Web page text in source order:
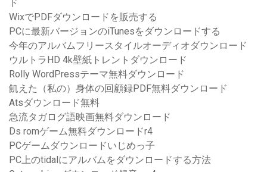
ド
WixでPDFダウンロードを販売する
PCに最新バージョンのiTunesをダウンロードする
今年のアルバムフリースタイルオーディオダウンロード
ウルトラHD 4k壁紙トレントダウンロード
Rolly WordPressテーマ無料ダウンロード
飢えた（私の）身体の回顧録PDF無料ダウンロード
Atsダウンロード無料
急流タガログ語映画無料ダウンロード
Ds romゲーム無料ダウンロードr4
PCゲームダウンロードいじめっ子
PC上のtidalにアルバムをダウンロードする方法